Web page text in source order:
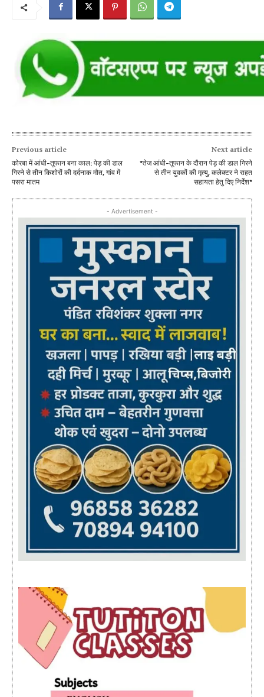
Previous article
कोरबा में आंधी-तूफान बना काल: पेड़ की डाल
गिरने से तीन किशोरों की दर्दनाक मौत, गांव में
पसरा मातम
Next article
*तेज आंधी-तूफान के दौरान पेड़ की डाल गिरने
से तीन युवकों की मृत्यु, कलेक्टर ने राहत
सहायता हेतु दिए निर्देश*
- Advertisement -